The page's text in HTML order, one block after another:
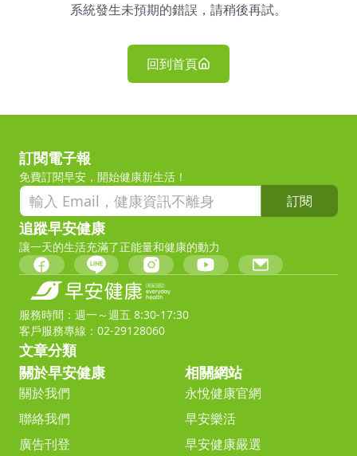
系統發生未預期的錯誤，請稍後再試。
回到首頁
訂閱電子報
免費訂閱早安，開始健康新生活！
訂閱
追蹤早安健康
讓一天的生活充滿了正能量和健康的動力
服務時間：週一～週五 8:30-17:30
客戶服務專線：02-29128060
文章分類
關於早安健康
關於我們
聯絡我們
廣告刊登
相關網站
永悅健康官網
早安樂活
早安健康嚴選